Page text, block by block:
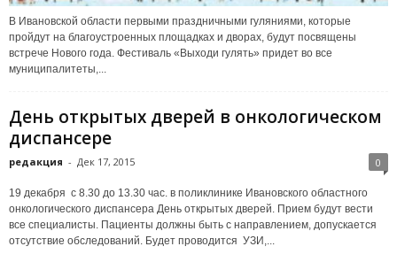
В Ивановской области первыми праздничными гуляниями, которые
пройдут на благоустроенных площадках и дворах, будут посвящены
встрече Нового года. Фестиваль «Выходи гулять» придет во все
муниципалитеты,...
День открытых дверей в онкологическом
диспансере
редакция - Дек 17, 2015 0
19 декабря с 8.30 до 13.30 час. в поликлинике Ивановского областного
онкологического диспансера День открытых дверей. Прием будут вести
все специалисты. Пациенты должны быть с направлением, допускается
отсутствие обследований. Будет проводится УЗИ,...